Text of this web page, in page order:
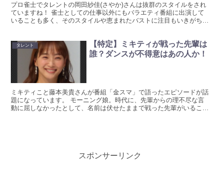
プロ雀士でタレントの岡田紗佳(さやか)さんは抜群のスタイルをされ
ていますね！ 雀士としての仕事以外にもバラエティ番組に出演して
いることも多く、そのスタイルや恵まれたバストに注目もいきがちで
タレント
【特定】ミキティが戦った先輩は
誰？ダンスが不得意はあの人か！
ミキティこと藤本美貴さんが番組「金スマ」で語ったエピソードが話
題になっています。 モーニング娘。時代に、先輩からの理不尽な言
動に屈しなかったとして、名前は伏せたままで戦った先輩がいること
スポンサーリンク